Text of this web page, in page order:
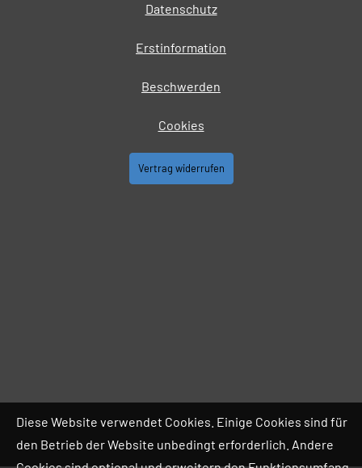
Datenschutz
Erstinformation
Beschwerden
Cookies
Vertrag widerrufen
Diese Website verwendet Cookies. Einige Cookies sind für
den Betrieb der Website unbedingt erforderlich. Andere